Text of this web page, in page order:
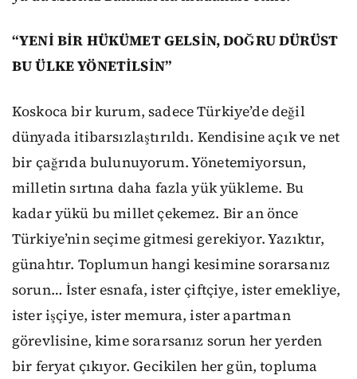
“YENİ BİR HÜKÜMET GELSİN, DOĞRU DÜRÜST
BU ÜLKE YÖNETİLSİN”
Koskoca bir kurum, sadece Türkiye’de değil
dünyada itibarsızlaştırıldı. Kendisine açık ve net
bir çağrıda bulunuyorum. Yönetemiyorsun,
milletin sırtına daha fazla yük yükleme. Bu
kadar yükü bu millet çekemez. Bir an önce
Türkiye’nin seçime gitmesi gerekiyor. Yazıktır,
günahtır. Toplumun hangi kesimine sorarsanız
sorun… İster esnafa, ister çiftçiye, ister emekliye,
ister işçiye, ister memura, ister apartman
görevlisine, kime sorarsanız sorun her yerden
bir feryat çıkıyor. Gecikilen her gün, topluma